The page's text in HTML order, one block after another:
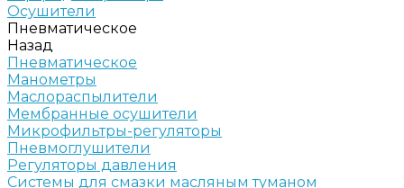
Осушители
Пневматическое
Назад
Пневматическое
Манометры
Маслораспылители
Мембранные осушители
Микрофильтры-регуляторы
Пневмоглушители
Регуляторы давления
Системы для смазки масляным туманом